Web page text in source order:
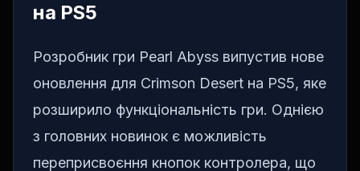
на PS5
Розробник гри Pearl Abyss випустив нове
оновлення для Crimson Desert на PS5, яке
розширило функціональність гри. Однією
з головних новинок є можливість
переприсвоєння кнопок контролера, що